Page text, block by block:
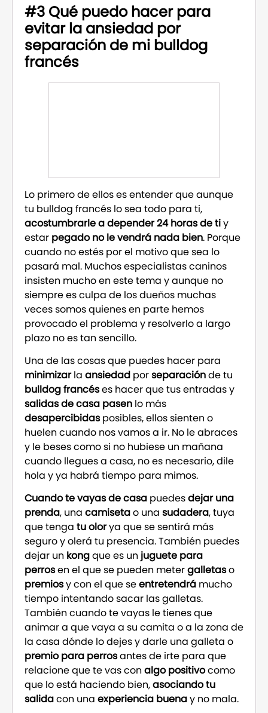
#3 Qué puedo hacer para
evitar la ansiedad por
separación de mi bulldog
francés
Lo primero de ellos es entender que aunque
tu bulldog francés lo sea todo para ti,
acostumbrarle a depender 24 horas de tiy
estar pegado no le vendrá nada bien. Porque
cuando no estés por el motivo que sea lo
pasará mal. Muchos especialistas caninos
insisten mucho en este tema y aunque no
siempre es culpa de los dueños muchas
veces somos quienes en parte hemos
provocado el problema y resolverlo a largo
plazo no es tan sencillo.
Una de las cosas que puedes hacer para
minimizarla ansiedad porseparaciónde tu
bulldog francéses hacer que tus entradas y
salidas de casa pasen lo más
desapercibidasposibles, ellos sienten o
huelen cuando nos vamos a ir. No le abraces
y le beses como si no hubiese un mañana
cuando llegues a casa, no es necesario, dile
hola y ya habrá tiempo para mimos.
Cuando te vayas de casa puedesdejar una
prenda, una camisetao una sudadera, tuya
que tenga tu olorya que se sentirá más
seguro y olerá tu presencia. También puedes
dejar un kongque es un juguete para
perrosen el que se pueden metergalletaso
premiosy con el que seentretendrá mucho
tiempo intentando sacar las galletas.
También cuando te vayas le tienes que
animar a que vaya a su camita o a la zona de
la casa dónde lo dejes y darle una galleta o
premio para perrosantes de irte para que
relacione que te vas conalgo positivocomo
que lo está haciendo bien,asociando tu
salidacon una experiencia buenay no mala.